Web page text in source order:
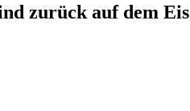
zurück auf dem Eis